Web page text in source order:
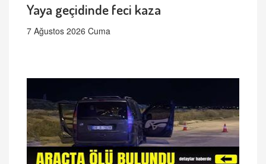
Yaya geçidinde feci kaza
7 Ağustos 2026 Cuma